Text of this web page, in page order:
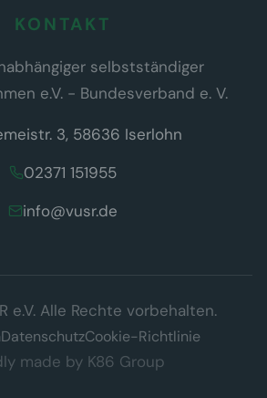
KONTAKT
selbstständiger
e.V. - Bundesverband e. V.
3, 58636 Iserlohn
02371 151955
info@vusr.de
e.V. Alle Rechte vorbehalten.
DatenschutzCookie-Richtlinie
made by K86 Group
ausschließlich technisch notwendige
keine Tracking- oder Marketing-Cookies